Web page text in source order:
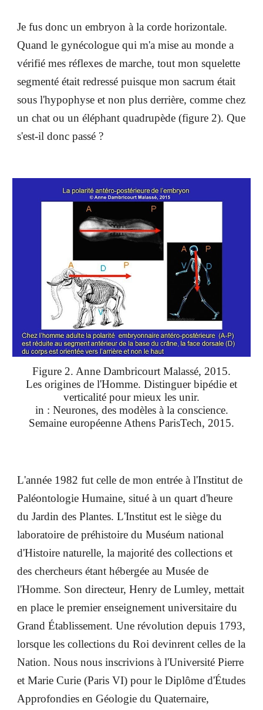
Je fus donc un embryon à la corde horizontale.
Quand le gynécologue qui m'a mise au monde a
vérifié mes réflexes de marche, tout mon squelette
segmenté était redressé puisque mon sacrum était
sous l'hypophyse et non plus derrière, comme chez
un chat ou un éléphant quadrupède (figure 2). Que
s'est-il donc passé ?
Figure 2. Anne Dambricourt Malassé, 2015.
Les origines de l'Homme. Distinguer bipédie et
verticalité pour mieux les unir.
in : Neurones, des modèles à la conscience.
Semaine européenne Athens ParisTech, 2015.
L'année 1982 fut celle de mon entrée à l'Institut de
Paléontologie Humaine, situé à un quart d'heure
du Jardin des Plantes. L'Institut est le siège du
laboratoire de préhistoire du Muséum national
d'Histoire naturelle, la majorité des collections et
des chercheurs étant hébergée au Musée de
l'Homme. Son directeur, Henry de Lumley, mettait
en place le premier enseignement universitaire du
Grand Établissement. Une révolution depuis 1793,
lorsque les collections du Roi devinrent celles de la
Nation. Nous nous inscrivions à l'Université Pierre
et Marie Curie (Paris VI) pour le Diplôme d'Études
Approfondies en Géologie du Quaternaire,